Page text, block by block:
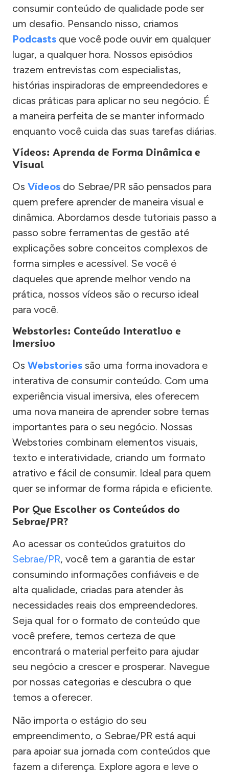
consumir conteúdo de qualidade pode ser
um desafio. Pensando nisso, criamos
Podcasts que você pode ouvir em qualquer
lugar, a qualquer hora. Nossos episódios
trazem entrevistas com especialistas,
histórias inspiradoras de empreendedores e
dicas práticas para aplicar no seu negócio. É
a maneira perfeita de se manter informado
enquanto você cuida das suas tarefas diárias.
Vídeos: Aprenda de Forma Dinâmica e
Visual
Os Vídeos do Sebrae/PR são pensados para
quem prefere aprender de maneira visual e
dinâmica. Abordamos desde tutoriais passo a
passo sobre ferramentas de gestão até
explicações sobre conceitos complexos de
forma simples e acessível. Se você é
daqueles que aprende melhor vendo na
prática, nossos vídeos são o recurso ideal
para você.
Webstories: Conteúdo Interativo e
Imersivo
Os Webstories são uma forma inovadora e
interativa de consumir conteúdo. Com uma
experiência visual imersiva, eles oferecem
uma nova maneira de aprender sobre temas
importantes para o seu negócio. Nossas
Webstories combinam elementos visuais,
texto e interatividade, criando um formato
atrativo e fácil de consumir. Ideal para quem
quer se informar de forma rápida e eficiente.
Por Que Escolher os Conteúdos do
Sebrae/PR?
Ao acessar os conteúdos gratuitos do
Sebrae/PR, você tem a garantia de estar
consumindo informações confiáveis e de
alta qualidade, criadas para atender às
necessidades reais dos empreendedores.
Seja qual for o formato de conteúdo que
você prefere, temos certeza de que
encontrará o material perfeito para ajudar
seu negócio a crescer e prosperar. Navegue
por nossas categorias e descubra o que
temos a oferecer.
Não importa o estágio do seu
empreendimento, o Sebrae/PR está aqui
para apoiar sua jornada com conteúdos que
fazem a diferença. Explore agora e leve o